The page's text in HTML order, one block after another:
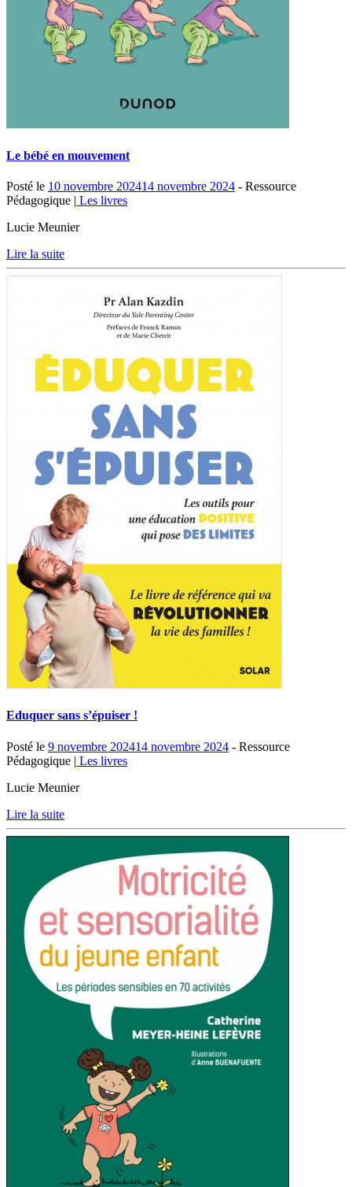
Le bébé en mouvement
Posté le 10 novembre 202414 novembre 2024 - Ressource
Pédagogique | Les livres
Lucie Meunier
Lire la suite
Eduquer sans s’épuiser !
Posté le 9 novembre 202414 novembre 2024 - Ressource
Pédagogique | Les livres
Lucie Meunier
Lire la suite